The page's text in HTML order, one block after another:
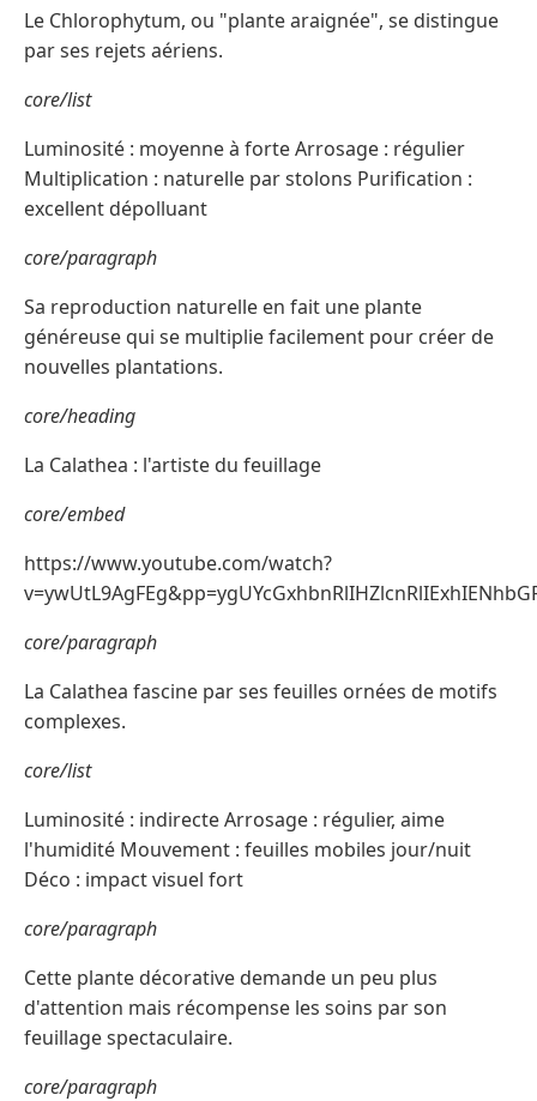
Le Chlorophytum, ou "plante araignée", se distingue
par ses rejets aériens.
core/list
Luminosité : moyenne à forte Arrosage : régulier
Multiplication : naturelle par stolons Purification :
excellent dépolluant
core/paragraph
Sa reproduction naturelle en fait une plante
généreuse qui se multiplie facilement pour créer de
nouvelles plantations.
core/heading
La Calathea : l'artiste du feuillage
core/embed
https://www.youtube.com/watch?
core/paragraph
La Calathea fascine par ses feuilles ornées de motifs
complexes.
core/list
Luminosité : indirecte Arrosage : régulier, aime
l'humidité Mouvement : feuilles mobiles jour/nuit
Déco : impact visuel fort
core/paragraph
Cette plante décorative demande un peu plus
d'attention mais récompense les soins par son
feuillage spectaculaire.
core/paragraph